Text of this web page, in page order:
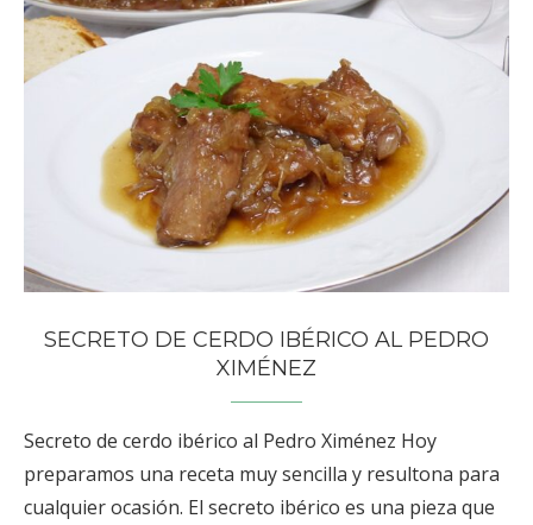
SECRETO DE CERDO IBÉRICO AL PEDRO
XIMÉNEZ
Secreto de cerdo ibérico al Pedro Ximénez Hoy
preparamos una receta muy sencilla y resultona para
cualquier ocasión. El secreto ibérico es una pieza que